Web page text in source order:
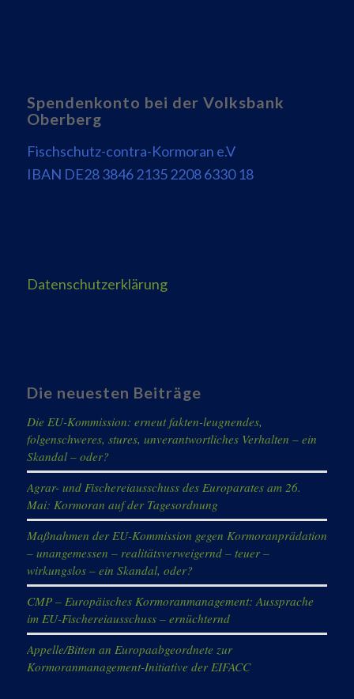
Spendenkonto bei der Volksbank
Oberberg
Fischschutz-contra-Kormoran e.V
IBAN DE28 3846 2135 2208 6330 18
Datenschutzerklärung
Die neuesten Beiträge
Die EU-Kommission: erneut fakten-leugnendes,
folgenschweres, stures, unverantwortliches Verhalten – ein
Skandal – oder?
Agrar- und Fischereiausschuss des Europarates am 26.
Mai: Kormoran auf der Tagesordnung
Maßnahmen der EU-Kommission gegen Kormoranprädation
– unangemessen – realitätsverweigernd – teuer –
wirkungslos – ein Skandal, oder?
CMP – Europäisches Kormoranmanagement: Aussprache
im EU-Fischereiausschuss – ernüchternd
Appelle/Bitten an Europaabgeordnete zur
Kormoranmanagement-Initiative der EIFACC